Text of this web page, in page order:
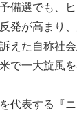
備選でも、
発が高まり
えた自称社
で一大旋風を
代表する『